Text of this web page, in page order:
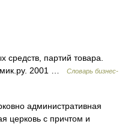
партий товара.
2001 …
Словарь бизнес-
административная
церковь с причтом и